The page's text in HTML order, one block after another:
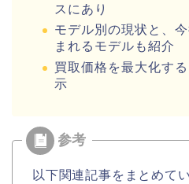
スにあり
モデル別の現状と、
まれるモデルも紹介
買取価格を最大化す
示
以下関連記事をまとめて